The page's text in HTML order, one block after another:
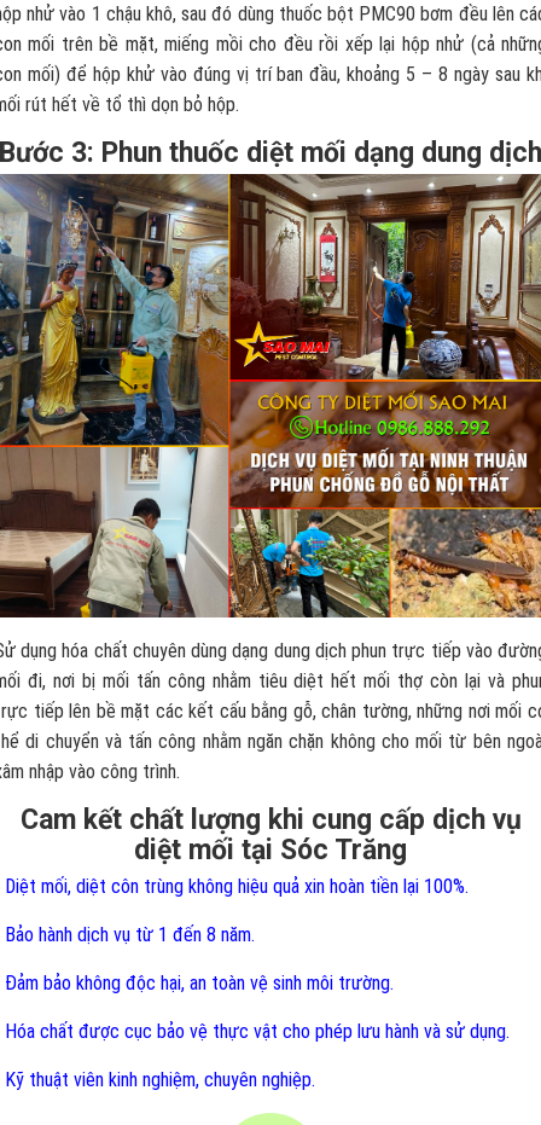
nhử vào 1 chậu khô, sau đó dùng thuốc bột PMC90 bơm đều lên
mối trên bề mặt, miếng mồi cho đều rồi xếp lại hộp nhử (cả
mối) để hộp khử vào đúng vị trí ban đầu, khoảng 5 – 8 ngày sau
rút hết về tổ thì dọn bỏ hộp.
Bước 3: Phun thuốc diệt mối dạng dung dịch
dụng hóa chất chuyên dùng dạng dung dịch phun trực tiếp vào
đi, nơi bị mối tấn công nhằm tiêu diệt hết mối thợ còn lại và
tiếp lên bề mặt các kết cấu bằng gỗ, chân tường, những nơi mối
di chuyển và tấn công nhằm ngăn chặn không cho mối từ bên
nhập vào công trình.
Cam kết chất lượng khi cung cấp dịch vụ
diệt mối tại Sóc Trăng
Diệt mối, diệt côn trùng không hiệu quả xin hoàn tiền lại 100%.
Bảo hành dịch vụ từ 1 đến 8 năm.
Đảm bảo không độc hại, an toàn vệ sinh môi trường.
Hóa chất được cục bảo vệ thực vật cho phép lưu hành và sử dụng.
Kỹ thuật viên kinh nghiệm, chuyên nghiệp.